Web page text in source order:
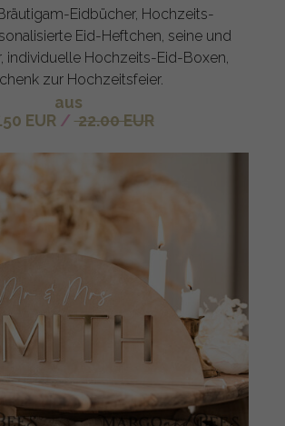
Eidbücher, Hochzeits-
Eid-Heftchen, seine und
individuelle Hochzeits-Eid-Boxen,
zur Hochzeitsfeier.
aus
EUR / 22.00 EUR